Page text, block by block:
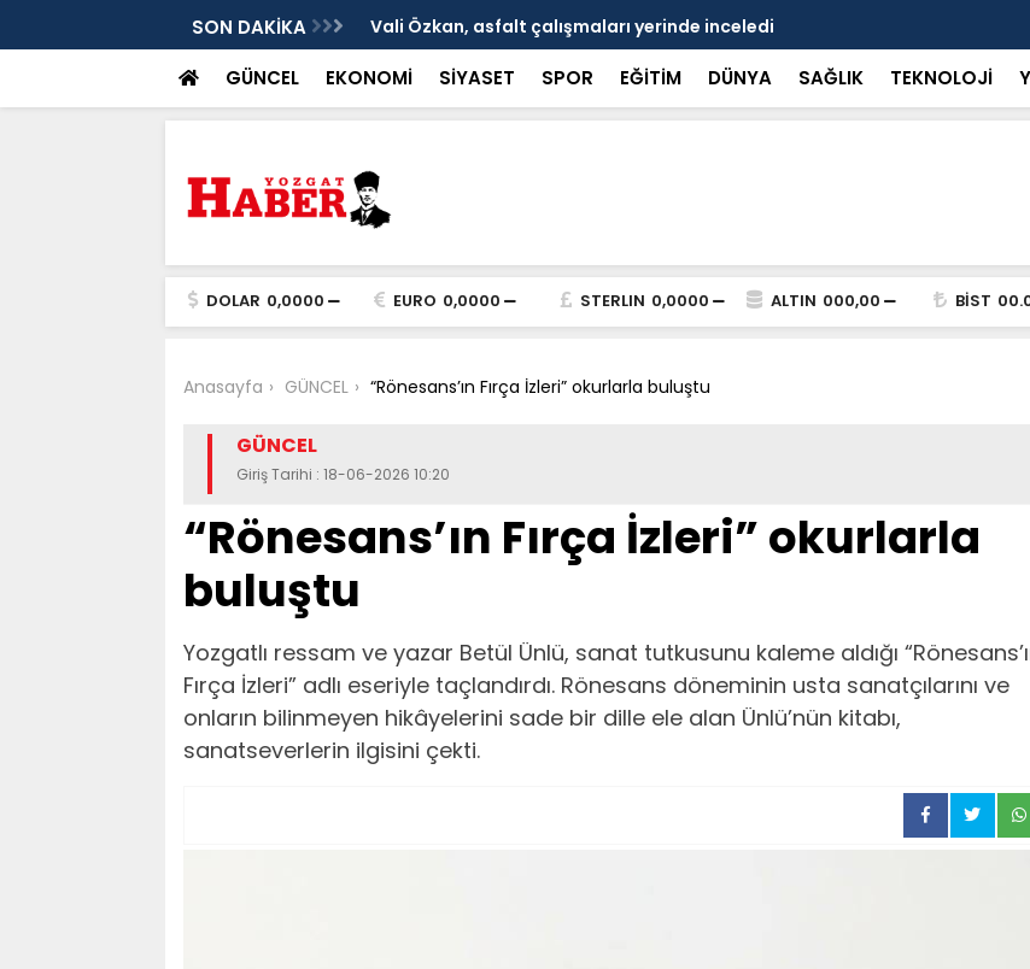
SON DAKİKA Vali Özkan, asfalt çalışmaları yerinde inceledi
GÜNCEL EKONOMİ SİYASET SPOR EĞİTİM DÜNYA SAĞLIK TEKNOLOJİ
DOLAR 0,0000 EURO 0,0000 STERLIN 0,0000 ALTIN 000,00 BİST
Anasayfa GÜNCEL “Rönesans’ın Fırça İzleri” okurlarla buluştu
GÜNCEL
Giriş Tarihi : 18-06-2026 10:20
“Rönesans’ın Fırça İzleri” okurlarla
buluştu
Yozgatlı ressam ve yazar Betül Ünlü, sanat tutkusunu kaleme aldığı
Fırça İzleri” adlı eseriyle taçlandırdı. Rönesans döneminin usta sanatçılarını ve
onların bilinmeyen hikâyelerini sade bir dille ele alan Ünlü’nün kitabı,
sanatseverlerin ilgisini çekti.